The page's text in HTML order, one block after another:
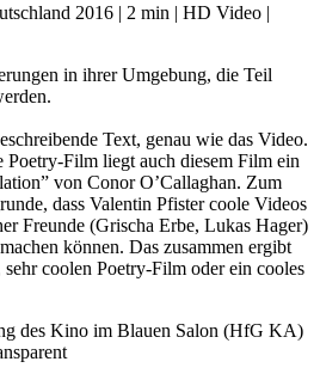
2016 | 2 min | HD Video |
in ihrer Umgebung, die Teil
Text, genau wie das Video.
Film liegt auch diesem Film ein
von Conor O’Callaghan. Zum
dass Valentin Pfister coole Videos
Freunde (Grischa Erbe, Lukas Hager)
können. Das zusammen ergibt
coolen Poetry-Film oder ein cooles
des Kino im Blauen Salon (HfG KA)